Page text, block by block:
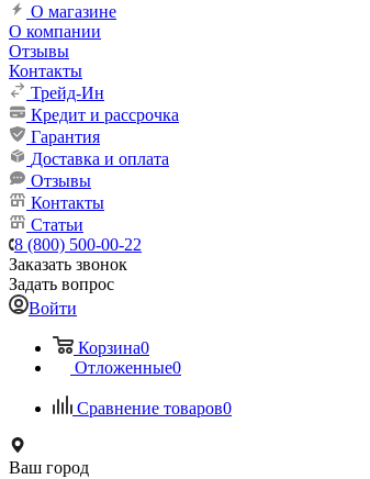
О магазине
О компании
Отзывы
Контакты
Трейд-Ин
Кредит и рассрочка
Гарантия
Доставка и оплата
Отзывы
Контакты
Статьи
8 (800) 500-00-22
Заказать звонок
Задать вопрос
Войти
Корзина0
Отложенные0
Сравнение товаров0
Ваш город